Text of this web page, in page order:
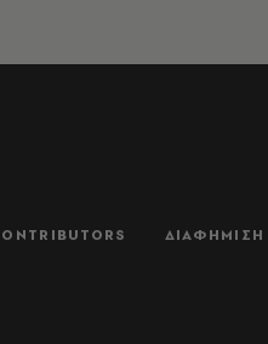
ΔΙΑΦΗΜΙΣΗ